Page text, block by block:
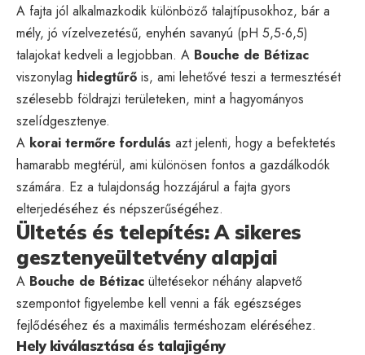
A fajta jól alkalmazkodik különböző talajtípusokhoz, bár a
mély, jó vízelvezetésű, enyhén savanyú (pH 5,5-6,5)
talajokat kedveli a legjobban. A Bouche de Bétizac
viszonylag hidegtűrő is, ami lehetővé teszi a termesztését
szélesebb földrajzi területeken, mint a hagyományos
szelídgesztenye.
A korai termőre fordulás azt jelenti, hogy a befektetés
hamarabb megtérül, ami különösen fontos a gazdálkodók
számára. Ez a tulajdonság hozzájárul a fajta gyors
elterjedéséhez és népszerűségéhez.
Ültetés és telepítés: A sikeres
gesztenyeültetvény alapjai
A Bouche de Bétizac ültetésekor néhány alapvető
szempontot figyelembe kell venni a fák egészséges
fejlődéséhez és a maximális terméshozam eléréséhez.
Hely kiválasztása és talajigény